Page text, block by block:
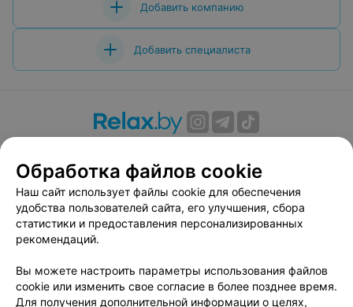
Добавить компанию
Добавить специалиста
Вакансии
Публичный договор
Способы оплаты
Публичный договор по использованию сервиса
«Афиша»
Пользовательское соглашение
Связаться по вопросам сотрудничества
Написать руководителю relax.by
Обработка файлов cookie
Наш сайт использует файлы cookie для обеспечения
удобства пользователей сайта, его улучшения, сбора
статистики и предоставления персонализированных
рекомендаций.
Вы можете настроить параметры использования файлов
cookie или изменить свое согласие в более позднее время.
Для получения дополнительной информации о целях,